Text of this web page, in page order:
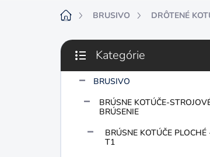
DomovBRUSIVO DRÔTENÉ
B
č
Preskočiť
kategórie
Kategórie
BRUSIVO
BRÚSNE KOTÚČE-
BRÚSENIE
BRÚSNE KOTÚČE PLOCHÉ
T1